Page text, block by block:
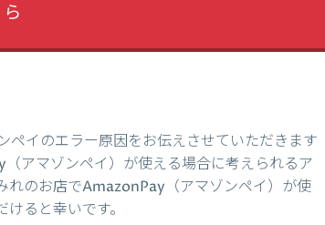
ら
ペイのエラー原因をお伝えさせていただきます
アマゾンペイ）が使える場合に考えられるア
れのお店でAmazonPay（アマゾンペイ）が使
ると幸いです。